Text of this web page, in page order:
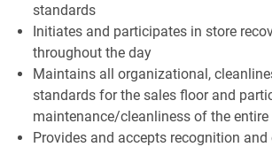
standards
Initiates and participates in store
throughout the day
Maintains all organizational,
standards for the sales floor and
maintenance/cleanliness of the entire
Provides and accepts recognition